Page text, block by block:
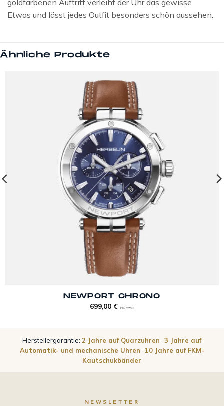
goldfarbenen Auftritt verleiht der Uhr das gewisse
Etwas und lässt jedes Outfit besonders schön aussehen.
Ähnliche Produkte
NEWPORT CHRONO
699,00 € inkl. MwSt
Herstellergarantie: 2 Jahre auf Quarzuhren · 3 Jahre auf
Automatik- und mechanische Uhren · 10 Jahre auf FKM-
Kautschukbänder
NEWSLETTER